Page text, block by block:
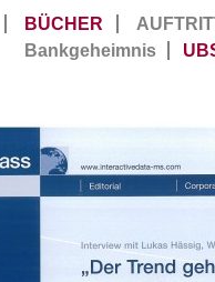
BÜCHER
Bankgeheimnis